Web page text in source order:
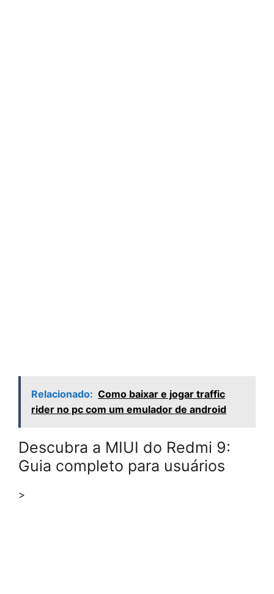
Relacionado: Como baixar e jogar traffic
rider no pc com um emulador de android
Descubra a MIUI do Redmi 9:
Guia completo para usuários
>